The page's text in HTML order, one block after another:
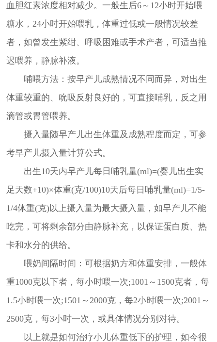
血胆红素浓度相对减少。一般生后6～12小时开始喂
糖水，24小时开始喂乳，体重过低或一般情况较差
者，如曾发生紫绀、呼吸困难或手术产者，可适当推
迟喂养，静脉补液。
哺喂方法：按早产儿成熟情况不同而异，对出生
体重较重的、吮吸反射良好的，可直接哺乳，反之用
滴管或胃管喂养。
摄入量随早产儿出生体重及成熟程度而定，可参
考早产儿摄入量计算公式。
出生10天内早产儿每日哺乳量(ml)=(婴儿出生实
足天数+10)×体重(克/100)10天后每日哺乳量(ml)=1/5-
1/4体重(克)以上摄入量为最大摄入量，如早产儿不能
吃完，可将剩余部分由静脉补充，以保证蛋白质、热
卡和水分的供给。
喂奶间隔时间：可根据奶方和体重安排，一般体
重1000克以下者，每小时喂一次;1001～1500克者，每
1.5小时喂一次;1501～2000克，每2小时喂一次;2001～
2500克，每3小时一次，或具体情况分别对待。
以上就是如何治疗小儿体重低下的护理，如今很